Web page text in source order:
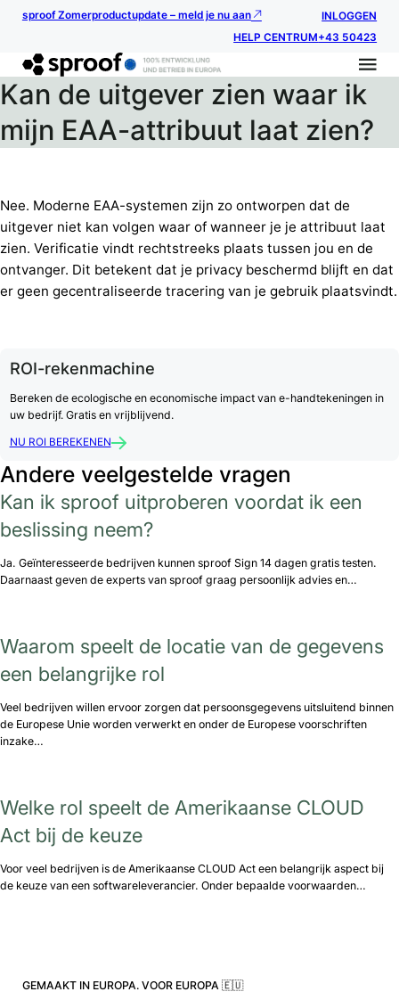
sproof Zomerproductupdate – meld je nu aan
INLOGGEN
HELP CENTRUM+43 50423
Kan de uitgever zien waar ik
mijn EAA-attribuut laat zien?
Nee. Moderne EAA-systemen zijn zo ontworpen dat de
uitgever niet kan volgen waar of wanneer je je attribuut laat
zien. Verificatie vindt rechtstreeks plaats tussen jou en de
ontvanger. Dit betekent dat je privacy beschermd blijft en dat
er geen gecentraliseerde tracering van je gebruik plaatsvindt.
ROI-rekenmachine
Bereken de ecologische en economische impact van e-handtekeningen in
uw bedrijf. Gratis en vrijblijvend.
NU ROI BEREKENEN
Andere veelgestelde vragen
Kan ik sproof uitproberen voordat ik een
beslissing neem?
Ja. Geïnteresseerde bedrijven kunnen sproof Sign 14 dagen gratis testen.
Daarnaast geven de experts van sproof graag persoonlijk advies en…
Waarom speelt de locatie van de gegevens
een belangrijke rol
Veel bedrijven willen ervoor zorgen dat persoonsgegevens uitsluitend binnen
de Europese Unie worden verwerkt en onder de Europese voorschriften
inzake…
Welke rol speelt de Amerikaanse CLOUD
Act bij de keuze
Voor veel bedrijven is de Amerikaanse CLOUD Act een belangrijk aspect bij
de keuze van een softwareleverancier. Onder bepaalde voorwaarden…
GEMAAKT IN EUROPA. VOOR EUROPA 🇪🇺